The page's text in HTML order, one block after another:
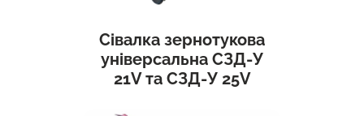
Сівалка зернотукова
універсальна СЗД-У
21V та СЗД-У 25V